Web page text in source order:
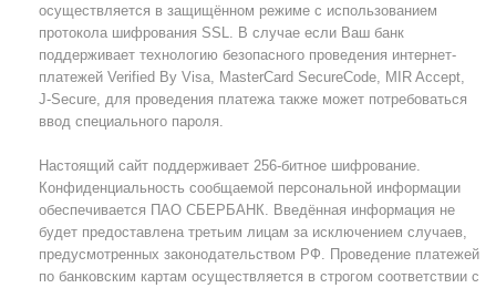
осуществляется в защищённом режиме с использованием
протокола шифрования SSL. В случае если Ваш банк
поддерживает технологию безопасного проведения интернет-
платежей Verified By Visa, MasterCard SecureCode, MIR Accept,
J-Secure, для проведения платежа также может потребоваться
ввод специального пароля.
Настоящий сайт поддерживает 256-битное шифрование.
Конфиденциальность сообщаемой персональной информации
обеспечивается ПАО СБЕРБАНК. Введённая информация не
будет предоставлена третьим лицам за исключением случаев,
предусмотренных законодательством РФ. Проведение платежей
по банковским картам осуществляется в строгом соответствии с